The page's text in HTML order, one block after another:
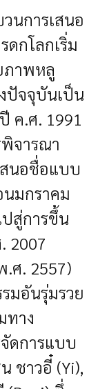
นการเสนอ
กโลกเริ่ม
ภาพหลู
ปัจจุบันเป็น
ค.ศ. 1991
จารณา
นอชื่อแบบ
มกราคม
สู่การขึ้น
2007
.ศ. 2557)
มอันรุ่มรวย
าง
ดการแบบ
ชาวอี๋ (Yi),